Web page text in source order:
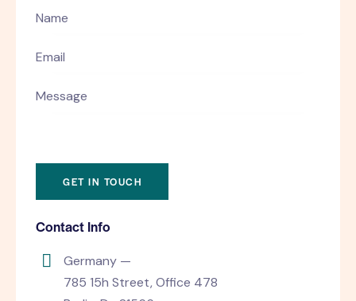
Contact Info
Germany —
785 15h Street, Office 478